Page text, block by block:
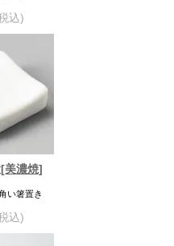
込)
美濃焼]
い箸置き
込)